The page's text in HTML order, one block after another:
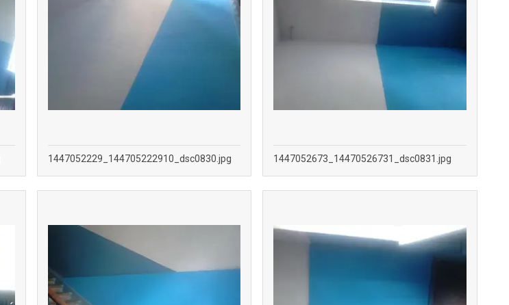
1447052229_144705222910_dsc0830.jpg 1447052673_14470526731_dsc0831.jpg